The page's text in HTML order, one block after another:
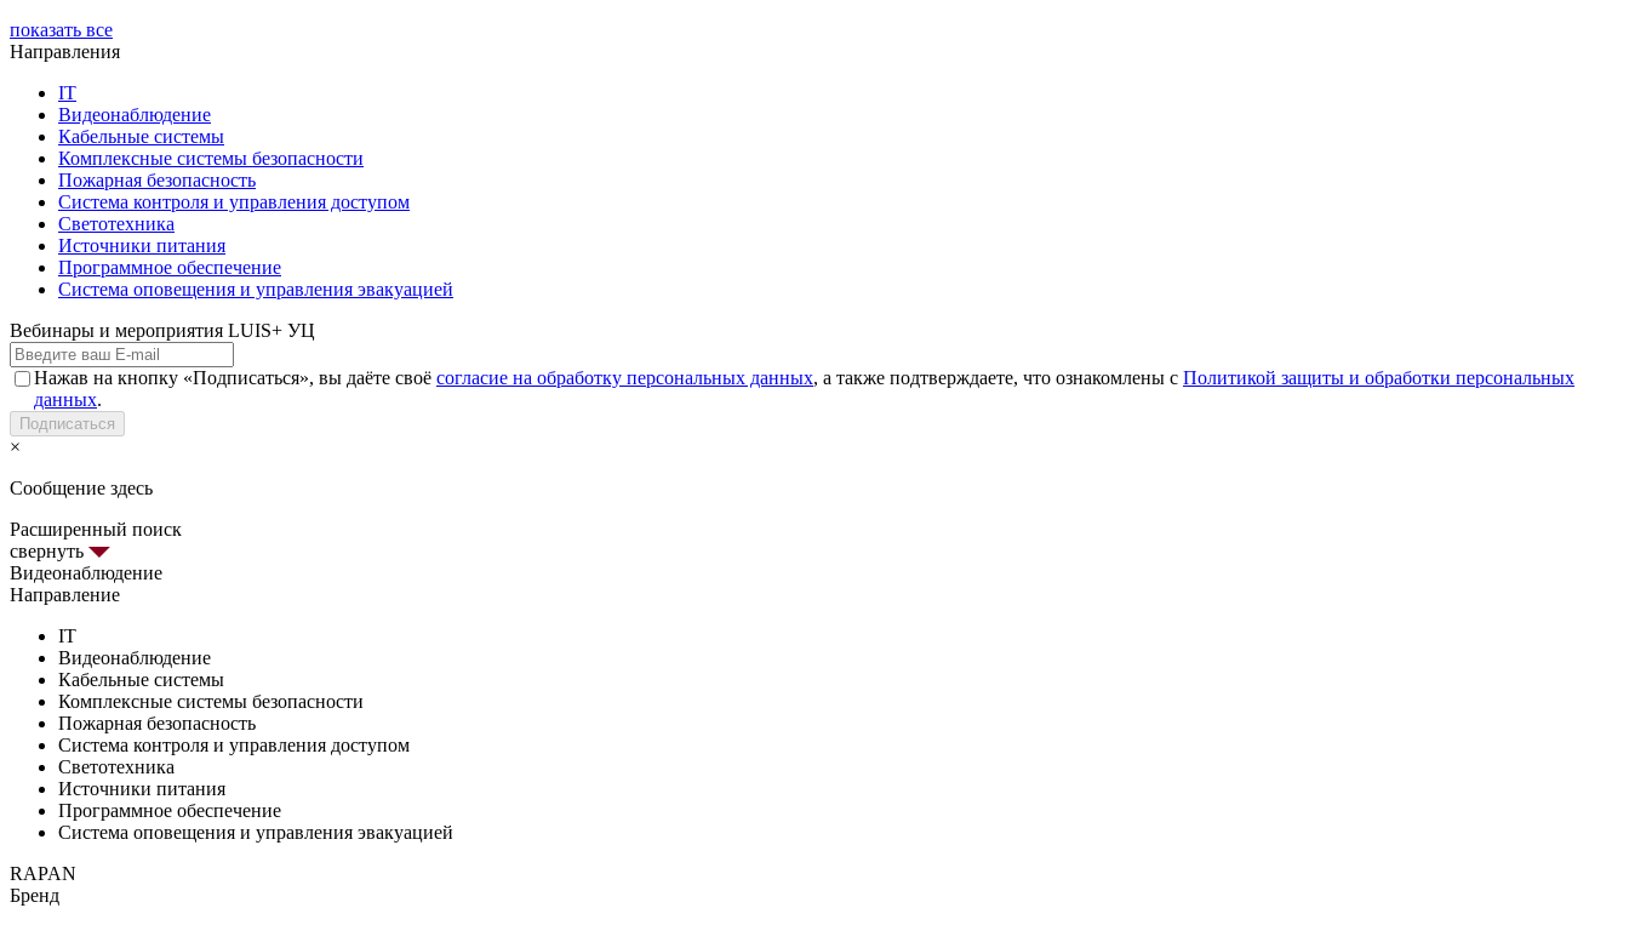
показать все
Направления
IT
Видеонаблюдение
Кабельные системы
Комплексные системы безопасности
Пожарная безопасность
Система контроля и управления доступом
Светотехника
Источники питания
Программное обеспечение
Система оповещения и управления эвакуацией
Вебинары и мероприятия LUIS+ УЦ
Нажав на кнопку «Подписаться», вы даёте своё согласие на обработку персональных данных, а также подтверждаете, что ознакомлены с Политикой защиты и обработки персональных
данных.
Подписаться
×
Сообщение здесь
Расширенный поиск
свернуть
Видеонаблюдение
Направление
IT
Видеонаблюдение
Кабельные системы
Комплексные системы безопасности
Пожарная безопасность
Система контроля и управления доступом
Светотехника
Источники питания
Программное обеспечение
Система оповещения и управления эвакуацией
RAPAN
Бренд